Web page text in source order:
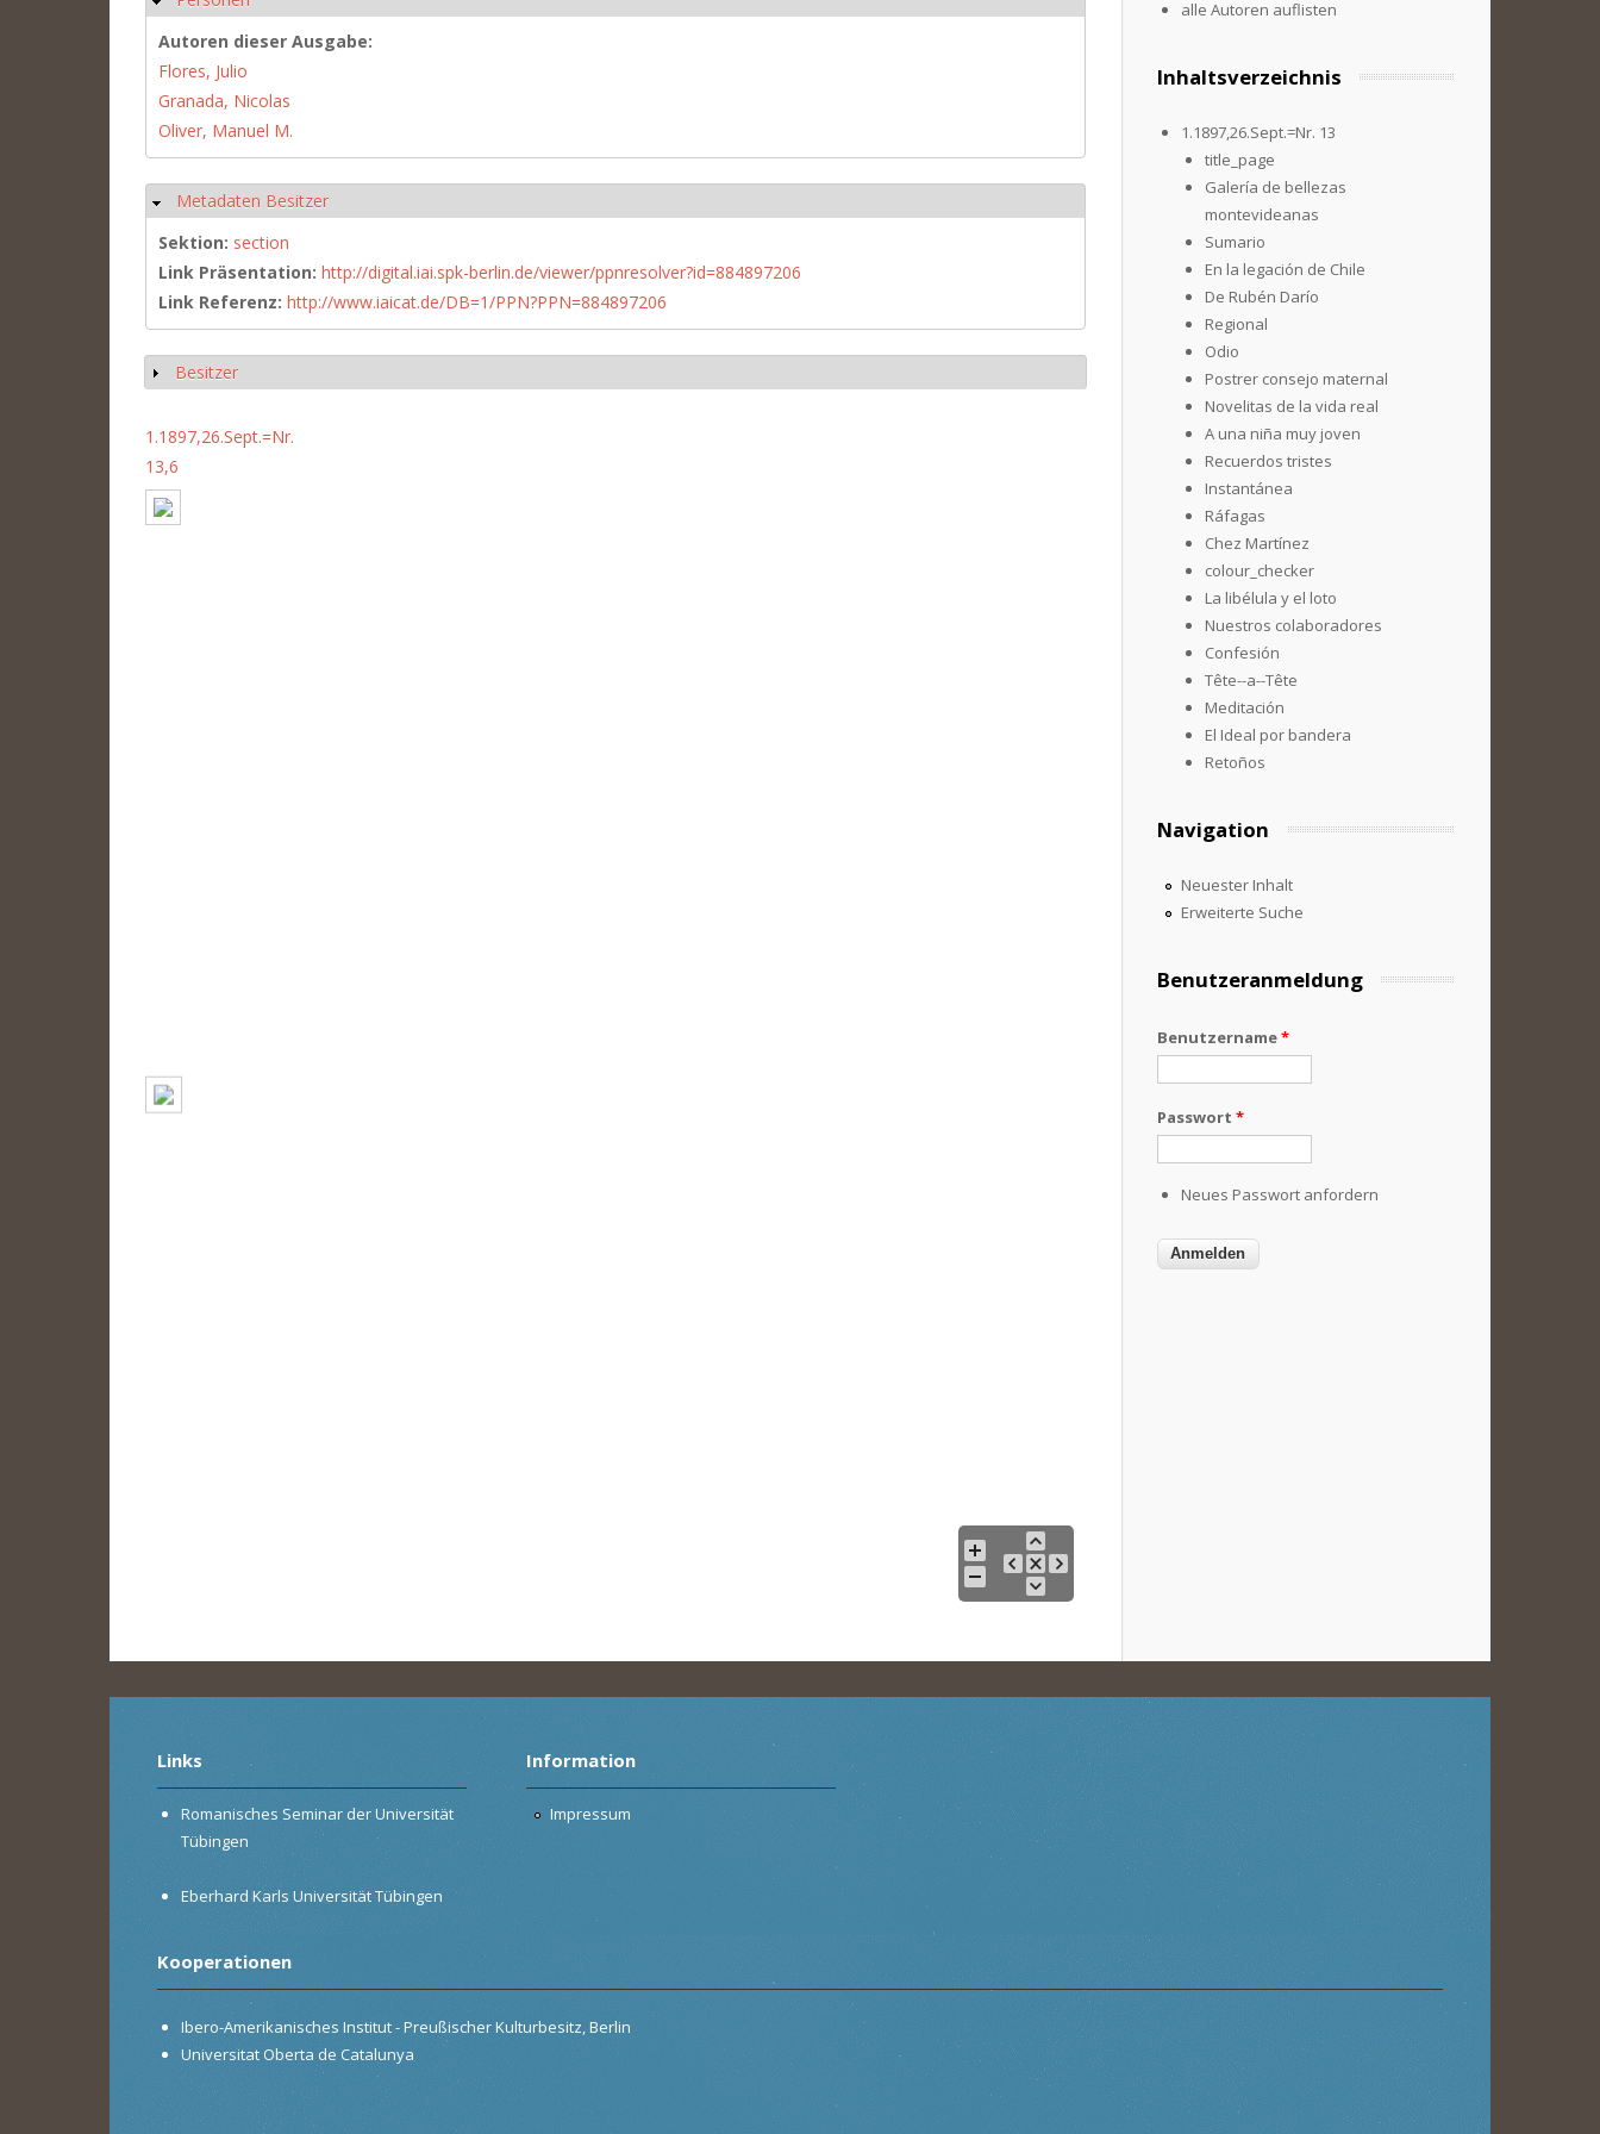
Autoren dieser Ausgabe:
Flores, Julio
Granada, Nicolas
Oliver, Manuel M.
Ausblenden
Metadaten Besitzer
Sektion: section
Link Präsentation: http://digital.iai.spk-berlin.de/viewer/ppnresolver?id=884897206
Link Referenz: http://www.iaicat.de/DB=1/PPN?PPN=884897206
Anzeigen
Besitzer
1.1897,26.Sept.=Nr.
13,6
alle Autoren auflisten
Inhaltsverzeichnis
1.1897,26.Sept.=Nr. 13
title_page
Galería de bellezas
montevideanas
Sumario
En la legación de Chile
De Rubén Darío
Regional
Odio
Postrer consejo maternal
Novelitas de la vida real
A una niña muy joven
Recuerdos tristes
Instantánea
Ráfagas
Chez Martínez
colour_checker
La libélula y el loto
Nuestros colaboradores
Confesión
Tête--a--Tête
Meditación
El Ideal por bandera
Retoños
Navigation
Neuester Inhalt
Erweiterte Suche
Benutzeranmeldung
Benutzername*
Passwort *
Neues Passwort anfordern
Links
Romanisches Seminar der Universität
Tübingen
Eberhard Karls Universität Tübingen
Information
Impressum
Kooperationen
Ibero-Amerikanisches Institut - Preußischer Kulturbesitz, Berlin
Universitat Oberta de Catalunya